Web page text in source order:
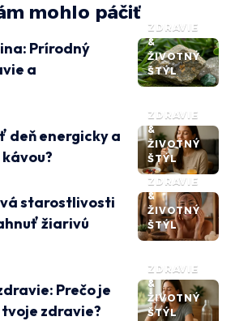
mohlo páčiť
ZDRAVIE
&
ŽIVOTNÝ
ŠTÝL
Prírodný
a
ZDRAVIE
&
ŽIVOTNÝ
ŠTÝL
energicky a
ZDRAVIE
&
ŽIVOTNÝ
ŠTÝL
starostlivosti
žiarivú
ZDRAVIE
&
ŽIVOTNÝ
ŠTÝL
Prečo je
zdravie?